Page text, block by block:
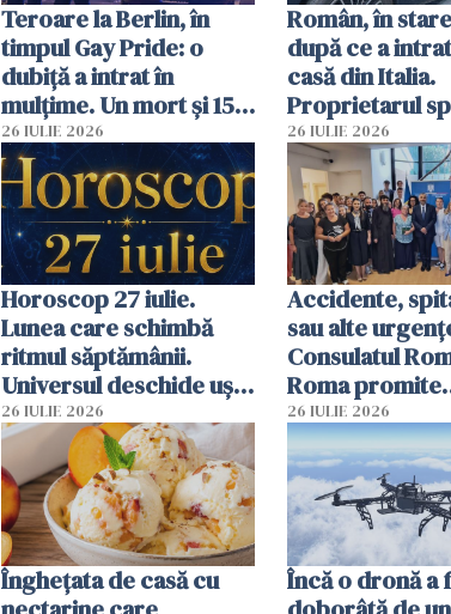
Teroare la Berlin, în
timpul Gay Pride: o
dubiță a intrat în
mulțime. Un mort și 15
răniți
26 IULIE 2026
Român, în
după ce a
casă din Italia.
Proprietarul
s-a apărat cu
26 IULIE 2026
Horoscop 27 iulie.
Lunea care schimbă
ritmul săptămânii.
Universul deschide uși
neașteptate pentru
unele zodii
26 IULIE 2026
Accidente,
sau alte
Consulatul
Roma promite
intervenții în
de ore
26 IULIE 2026
Înghețata de casă cu
Încă o dronă a